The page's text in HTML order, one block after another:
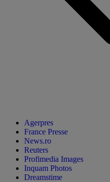
Agerpres
France Presse
News.ro
Reuters
Profimedia Images
Inquam Photos
Dreamstime